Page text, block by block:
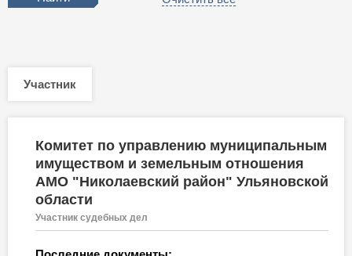
Участник
Комитет по управлению муниципальным
имуществом и земельным отношения
АМО "Николаевский район" Ульяновской
области
Участник судебных дел